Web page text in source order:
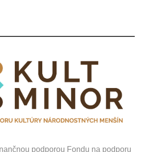
podporou Fondu na podporu